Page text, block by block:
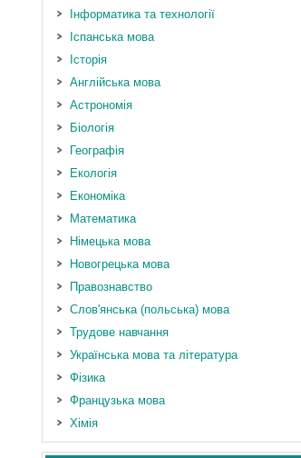
Інформатика та технології
Іспанська мова
Історія
Англійська мова
Астрономія
Біологія
Географія
Екологія
Економіка
Математика
Німецька мова
Новогрецька мова
Правознавство
Слов'янська (польська) мова
Трудове навчання
Українська мова та література
Фізика
Французька мова
Хімія